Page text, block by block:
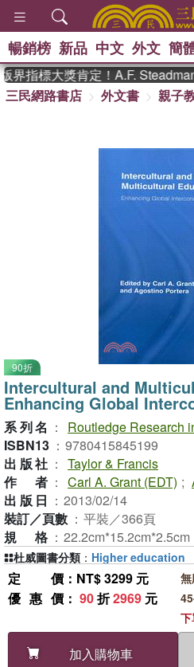
熱搜：
念華 、
孩：黎
暢銷榜 新品 中文 外文 簡
指標大獎肯定！A.F.
三民網路書店
外文書 親子
90折
Intercultural and
Enhancing Global
系列名 ：
Routledge Research
ISBN13 ： 9780415845199
出版社 ： Taylor & Francis
作者 ： Carl A. Grant (EDT) ;
出版日 ： 2013/02/14
裝訂／頁數 ： 平裝／366頁
規格 ： 22.2cm*15.2cm*2.5cm
定價 ：NT$ 3299 元
優惠價 ： 90折2969 元
加入購物車
杜威圖書分類 ： Higher education